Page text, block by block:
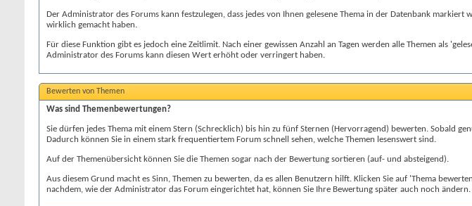
Der Administrator des Forums kann festzulegen, dass jedes von Ihnen gelesene Thema in der Datenbank
wirklich gemacht haben.
Für diese Funktion gibt es jedoch eine Zeitlimit. Nach einer gewissen Anzahl an Tagen werden alle Themen als
Administrator des Forums kann diesen Wert erhöht oder verringert haben.
Bewerten von Themen
Was sind Themenbewertungen?
Sie dürfen jedes Thema mit einem Stern (Schrecklich) bis hin zu fünf Sternen (Hervorragend) bewerten. Sobald
Dadurch können Sie in einem stark frequentiertem Forum schnell sehen, welche Themen lesenswert sind.
Auf der Themenübersicht können Sie die Themen sogar nach der Bewertung sortieren (auf- und absteigend).
Aus diesem Grund macht es Sinn, Themen zu bewerten, da es allen Benutzern hilft. Klicken Sie auf 'Thema
nachdem, wie der Administrator das Forum eingerichtet hat, können Sie Ihre Bewertung später auch noch ändern.